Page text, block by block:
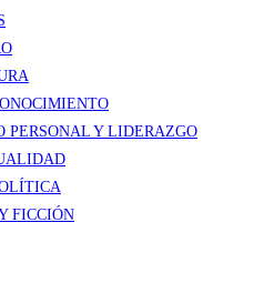
PERSONAL Y LIDERAZGO
FICCIÓN